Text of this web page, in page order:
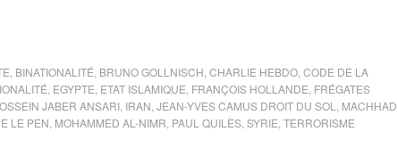
BINATIONALITÉ BRUNO GOLLNISCH CHARLIE HEBDO CODE DE LA
EGYPTE ETAT ISLAMIQUE FRANÇOIS HOLLANDE FRÉGATES
JABER ANSARI IRAN JEAN-YVES CAMUS DROIT DU SOL
MACHHAD
LE PEN MOHAMMED AL-NIMR PAUL QUILÈS SYRIE TERRORISME